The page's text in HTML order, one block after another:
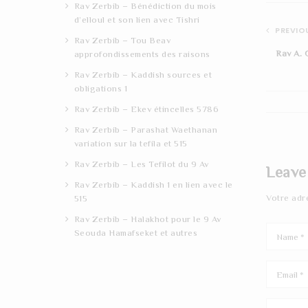
Rav A.
Votre
Rav Zerbib – Bénédiction du mois
d’elloul et son lien avec Tishri
Rav Zerbib – Tou Beav
approfondissements des raisons
Rav Zerbib – Kaddish sources et
obligations 1
Rav Zerbib – Ekev étincelles 5786
Rav Zerbib – Parashat Waethanan
variation sur la tefila et 515
Rav Zerbib – Les Tefilot du 9 Av
Rav Zerbib – Kaddish 1 en lien avec le
515
Rav Zerbib – Halakhot pour le 9 Av
Seouda Hamafseket et autres